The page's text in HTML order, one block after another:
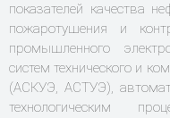
показателей качества
пожаротушения и
промышленного
систем технического и
(АСКУЭ, АСТУЭ),
технологическим